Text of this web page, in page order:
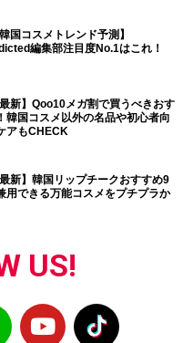
国コスメトレンド予測】
編集部注目度No.1はこれ！
最新】Qoo10メガ割で買うべきおす
韓国コスメ以外の名品や初心者向
アもCHECK
最新】韓国リップチークおすすめ9
用できる万能コスメをプチプラか
US!